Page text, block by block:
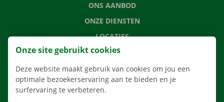
ONS AANBOD
ONZE DIENSTEN
LOCATIES
APP
VERHUISOPLOSSINGEN
Onze site gebruikt cookies
Deze website maakt gebruik van cookies om jou een
optimale bezoekerservaring aan te bieden en je
surfervaring te verbeteren.